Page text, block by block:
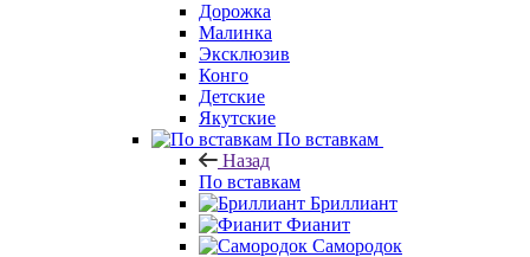
Дорожка
Малинка
Эксклюзив
Конго
Детские
Якутские
По вставкам
Назад
По вставкам
Бриллиант
Фианит
Самородок